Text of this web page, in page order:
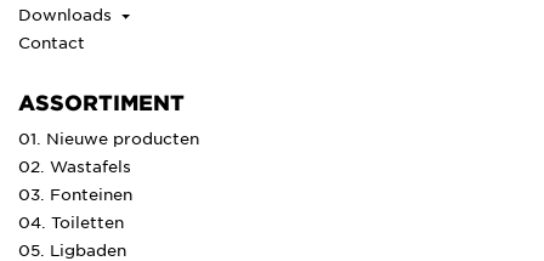
Downloads
Contact
ASSORTIMENT
01. Nieuwe producten
02. Wastafels
03. Fonteinen
04. Toiletten
05. Ligbaden